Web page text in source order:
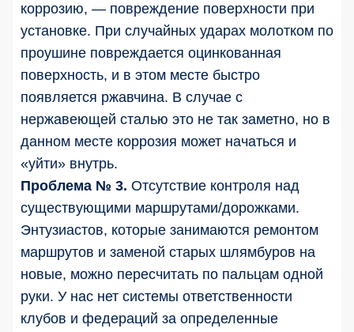
коррозию, — повреждение поверхности при
установке. При случайных ударах молотком по
проушине повреждается оцинкованная
поверхность, и в этом месте быстро
появляется ржавчина. В случае с
нержавеющей сталью это не так заметно, но в
данном месте коррозия может начаться и
«уйти» внутрь.
Проблема № 3. Отсутствие контроля над
существующими маршрутами/дорожками.
Энтузиастов, которые занимаются ремонтом
маршрутов и заменой старых шлямбуров на
новые, можно пересчитать по пальцам одной
руки. У нас нет системы ответственности
клубов и федераций за определенные